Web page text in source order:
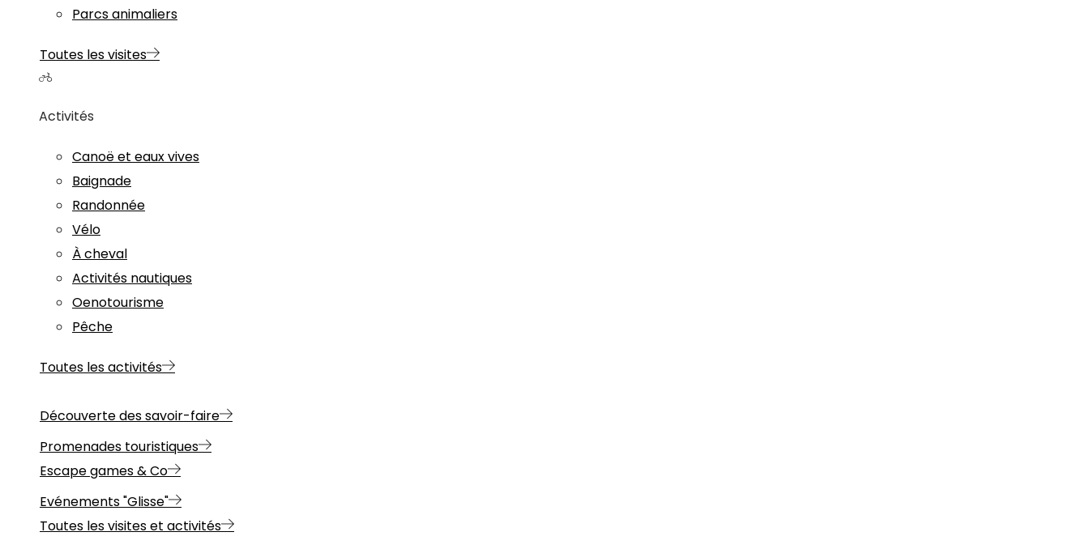
Parcs animaliers
Toutes les visites
Activités
Canoë et eaux vives
Baignade
Randonnée
Vélo
À cheval
Activités nautiques
Oenotourisme
Pêche
Toutes les activités
Découverte des savoir-faire
Promenades touristiques
Escape games & Co
Evénements "Glisse"
Toutes les visites et activités